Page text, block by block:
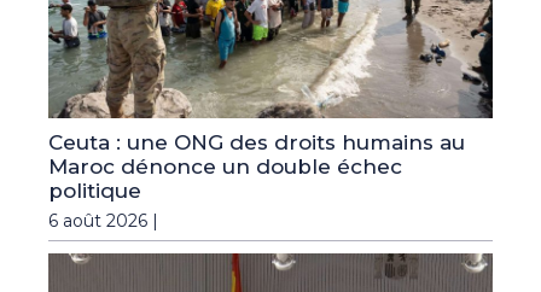
Ceuta : une ONG des droits humains au
Maroc dénonce un double échec
politique
6 août 2026 |